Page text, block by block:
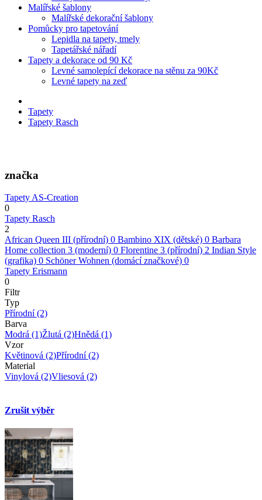
Malířské šablony
Malířské dekorační šablony
Pomůcky pro tapetování
Lepidla na tapety, tmely
Tapetářské nářadí
Tapety a dekorace od 90 Kč
Levné samolepící dekorace na stěnu za 90Kč
Levné tapety na zeď
Tapety
Tapety Rasch
značka
Tapety AS-Creation
0
Tapety Rasch
2
African Queen III (přírodní) 0 Bambino XIX (dětské) 0 Barbara
Home collection 3 (moderní) 0 Florentine 3 (přírodní) 2 Indian Style
(grafika) 0 Schöner Wohnen (domácí značkové) 0
Tapety Erismann
0
Filtr
Typ
Přírodní(2)
Barva
Modrá (1)Žlutá (2)Hnědá (1)
Vzor
Květinová (2)Přírodní(2)
Material
Vinylová (2)Vliesová (2)
Zrušit výběr